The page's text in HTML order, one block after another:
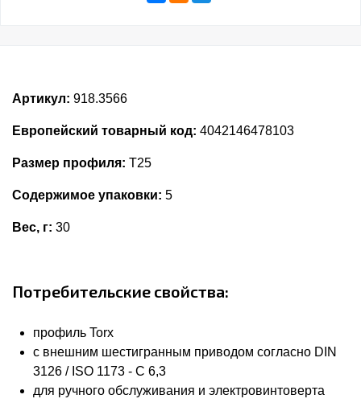
Артикул: 918.3566
Европейский товарный код: 4042146478103
Размер профиля: T25
Содержимое упаковки: 5
Вес, г: 30
Потребительские свойства:
профиль Torx
с внешним шестигранным приводом согласно DIN
3126 / ISO 1173 - C 6,3
для ручного обслуживания и электровинтоверта